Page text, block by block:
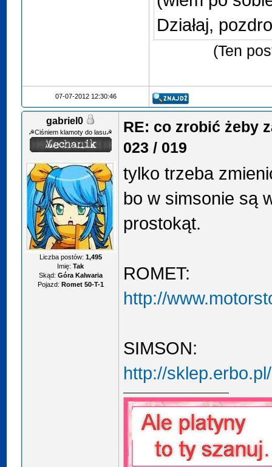
Działaj,
(Ten
07-07-2012 12:30:46
gabriel0
☭Ciśniem klamoty do lasu☭
Liczba postów: 1,495
Imię: Tak
Skąd: Góra Kalwaria
Pojazd: Romet 50-T-1
RE: co zrobić żeby
023 / 019
tylko trzeba
bo w simsonie są
prostokąt.
ROMET:
http://
SIMSON:
http://